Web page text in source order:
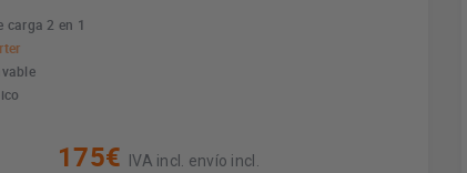
carga 2 en 1
175€ IVA incl. envío incl.